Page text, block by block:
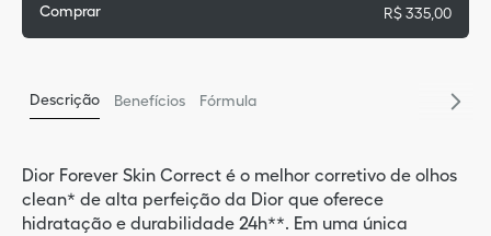
Comprar R$33500
Descrição Benefícios Fórmula
Dior Forever Skin Correct é o melhor corretivo de olhos
clean* de alta perfeição da Dior que oferece
hidratação e durabilidade 24h**. Em uma única